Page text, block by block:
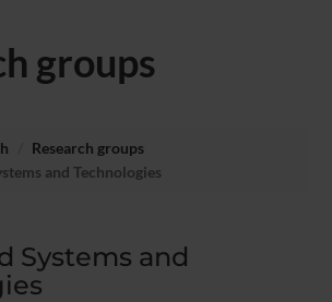
groups
Research groups
and Technologies
Systems and